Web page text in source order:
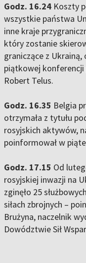
Godz. 16.24 Koszty
wszystkie państwa
inne kraje
który zostanie
graniczące z
piątkowej
Robert Telus.
Godz. 16.35 Belgia
otrzymała z tytułu
rosyjskich aktywów,
poinformował w
Godz. 17.15 Od
rosyjskiej inwazji na
zginęło 25
siłach zbrojnych –
Brużyna, naczelnik
Dowództwie Sił